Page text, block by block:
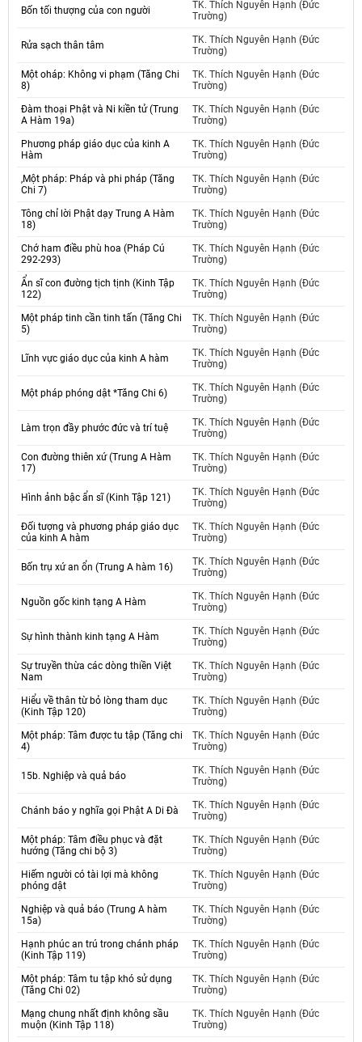
Bốn tối thượng của con người
TK. Thích Nguyên Hạnh (Đức
Trường)
Rửa sạch thân tâm
TK. Thích Nguyên Hạnh (Đức
Trường)
Một oháp: Không vi phạm (Tăng Chi
8)
TK. Thích Nguyên Hạnh (Đức
Trường)
Đàm thoại Phật và Ni kiền tử (Trung
A Hàm 19a)
TK. Thích Nguyên Hạnh (Đức
Trường)
Phương pháp giáo dục của kinh A
Hàm
TK. Thích Nguyên Hạnh (Đức
Trường)
,Một pháp: Pháp và phi pháp (Tăng
Chi 7)
TK. Thích Nguyên Hạnh (Đức
Trường)
Tông chỉ lời Phật dạy Trung A Hàm
18)
TK. Thích Nguyên Hạnh (Đức
Trường)
Chớ ham điều phù hoa (Pháp Cú
292-293)
TK. Thích Nguyên Hạnh (Đức
Trường)
Ẩn sĩ con đường tịch tịnh (Kinh Tập
122)
TK. Thích Nguyên Hạnh (Đức
Trường)
Một pháp tinh cần tinh tấn (Tăng Chi
5)
TK. Thích Nguyên Hạnh (Đức
Trường)
Lĩnh vực giáo dục của kinh A hàm
TK. Thích Nguyên Hạnh (Đức
Trường)
Một pháp phóng dật *Tăng Chi 6)
TK. Thích Nguyên Hạnh (Đức
Trường)
Làm trọn đầy phước đức và trí tuệ
TK. Thích Nguyên Hạnh (Đức
Trường)
Con đường thiên xứ (Trung A Hàm
17)
TK. Thích Nguyên Hạnh (Đức
Trường)
Hình ảnh bậc ẩn sĩ (Kinh Tập 121)
TK. Thích Nguyên Hạnh (Đức
Trường)
Đối tượng và phương pháp giáo dục
của kinh A hàm
TK. Thích Nguyên Hạnh (Đức
Trường)
Bốn trụ xứ an ổn (Trung A hàm 16)
TK. Thích Nguyên Hạnh (Đức
Trường)
Nguồn gốc kinh tạng A Hàm
TK. Thích Nguyên Hạnh (Đức
Trường)
Sự hình thành kinh tạng A Hàm
TK. Thích Nguyên Hạnh (Đức
Trường)
Sự truyền thừa các dòng thiền Việt
Nam
TK. Thích Nguyên Hạnh (Đức
Trường)
Hiểu về thân từ bỏ lòng tham dục
(Kinh Tập 120)
TK. Thích Nguyên Hạnh (Đức
Trường)
Một pháp: Tâm được tu tập (Tăng chi
4)
TK. Thích Nguyên Hạnh (Đức
Trường)
15b. Nghiệp và quả báo
TK. Thích Nguyên Hạnh (Đức
Trường)
Chánh báo y nghĩa gọi Phật A Di Đà
TK. Thích Nguyên Hạnh (Đức
Trường)
Một pháp: Tâm điều phục và đặt
hướng (Tăng chi bộ 3)
TK. Thích Nguyên Hạnh (Đức
Trường)
Hiếm người có tài lợi mà không
phóng dật
TK. Thích Nguyên Hạnh (Đức
Trường)
Nghiệp và quả báo (Trung A hàm
15a)
TK. Thích Nguyên Hạnh (Đức
Trường)
Hạnh phúc an trú trong chánh pháp
(Kinh Tập 119)
TK. Thích Nguyên Hạnh (Đức
Trường)
Một pháp: Tâm tu tập khó sử dụng
(Tăng Chi 02)
TK. Thích Nguyên Hạnh (Đức
Trường)
Mạng chung nhất định không sầu
muộn (Kinh Tập 118)
TK. Thích Nguyên Hạnh (Đức
Trường)